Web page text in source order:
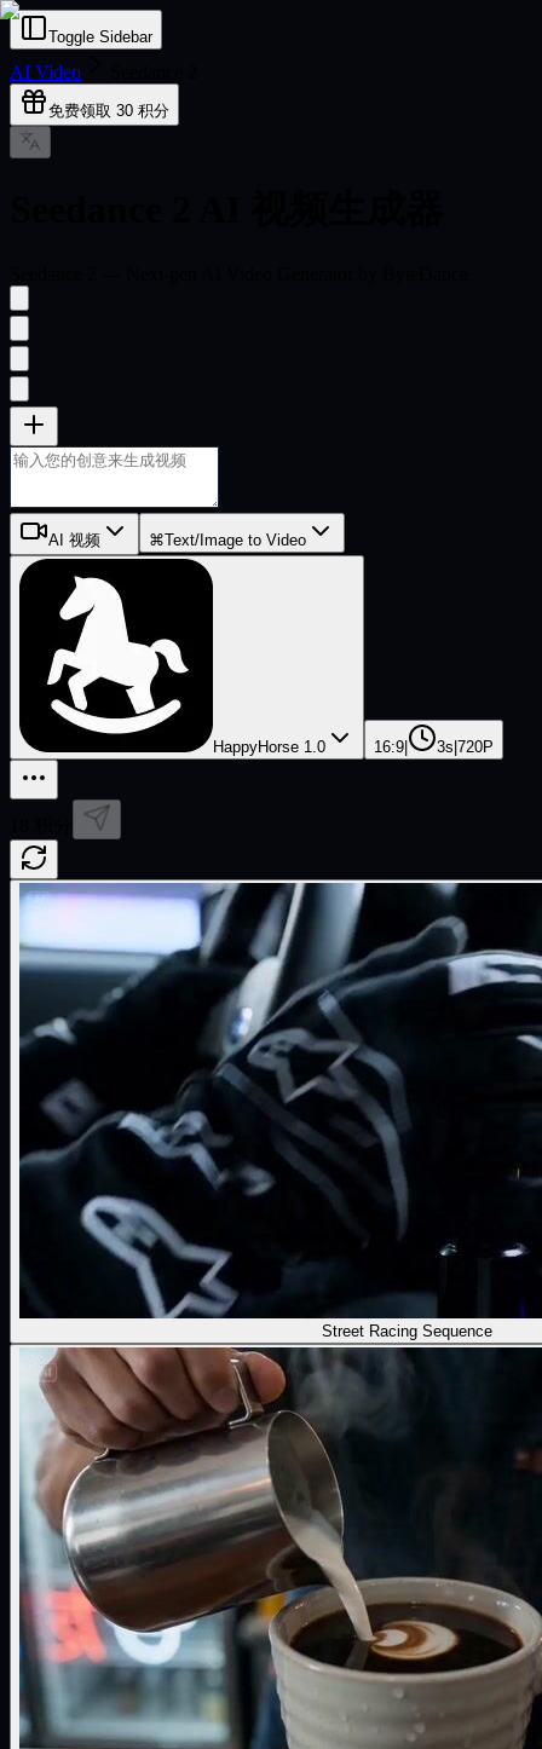
Toggle Sidebar
AI Video
免费领取 30 积分
AI 视频 ⌘Text/Image to Video
HappyHorse 1.0 16:9 3s 720P
Street Racing Sequence